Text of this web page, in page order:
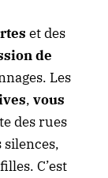
et des
de
Les
, vous
des rues
silences,
C’est